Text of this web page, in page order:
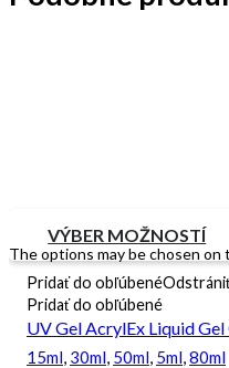
VÝBER MOŽNOSTÍ
The options may be chosen
Pridať do obľúbené
Pridať do obľúbené
UV Gel AcrylEx Liquid Gel
15ml, 30ml, 50ml, 5ml,80ml